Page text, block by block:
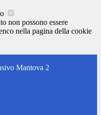
non possono essere
nella pagina della cookie
Mantova 2